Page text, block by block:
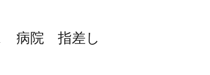
病院 指差し